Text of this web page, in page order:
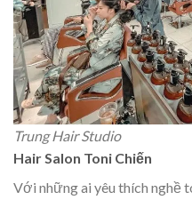
Trung Hair Studio
Hair Salon Toni Chiến
Với những ai yêu thích nghề